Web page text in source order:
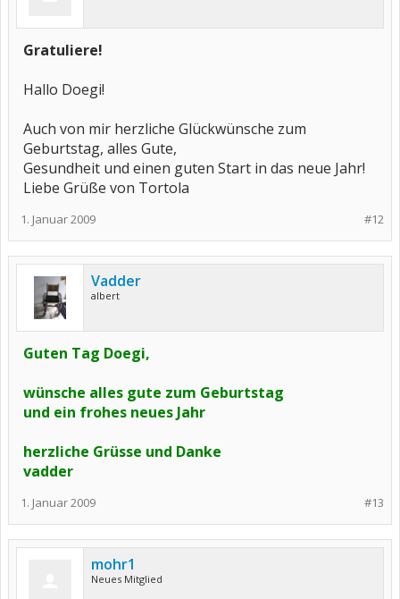
Gratuliere!
Hallo Doegi!
Auch von mir herzliche Glückwünsche zum
Geburtstag, alles Gute,
Gesundheit und einen guten Start in das neue Jahr!
Liebe Grüße von Tortola
#12
1. Januar 2009
Vadder
albert
Guten Tag Doegi,
wünsche alles gute zum Geburtstag
und ein frohes neues Jahr
herzliche Grüsse und Danke
vadder
#13
1. Januar 2009
mohr1
Neues Mitglied